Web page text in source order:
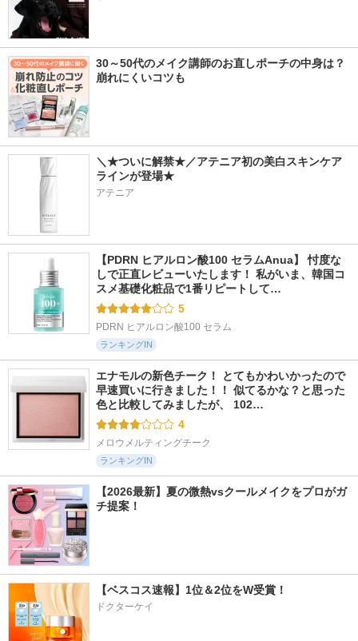
30～50代のメイク講師のお直しポーチの中身は？
崩れにくいコツも
＼★ついに解禁★／アテニア初の美白スキンケア
ラインが登場★
アテニア
【PDRN ヒアルロン酸100 セラムAnua】 忖度な
しで正直レビューいたします！ 私がいま、韓国コ
スメ基礎化粧品で1番リピートして…
5
PDRN ヒアルロン酸100 セラム
ランキングIN
エナモルの新色チーク！ とてもかわいかったので
早速買いに行きました！！ 似てるかな？と思った
色と比較してみましたが、 102…
4
メロウメルティングチーク
ランキングIN
【2026最新】夏の微熱vsクールメイクをプロがガ
チ提案！
【ベスコス速報】1位＆2位をW受賞！
ドクターケイ